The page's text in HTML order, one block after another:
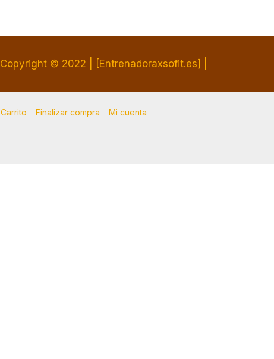
Copyright © 2022 | [Entrenadoraxsofit.es] |
Carrito Finalizar compra Mi cuenta